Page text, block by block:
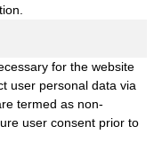
for the website
user personal data via
termed as non-
user consent prior to